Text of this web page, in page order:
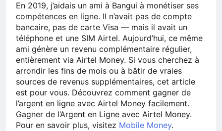
En 2019, j’aidais un ami à Bangui à monétiser ses
compétences en ligne. Il n’avait pas de compte
bancaire, pas de carte Visa — mais il avait un
téléphone et une SIM Airtel. Aujourd’hui, ce même
ami génère un revenu complémentaire régulier,
entièrement via Airtel Money. Si vous cherchez à
arrondir les fins de mois ou à bâtir de vraies
sources de revenus supplémentaires, cet article
est pour vous. Découvrez comment gagner de
l’argent en ligne avec Airtel Money facilement.
Gagner de l’Argent en Ligne avec Airtel Money.
Pour en savoir plus, visitez Mobile Money.